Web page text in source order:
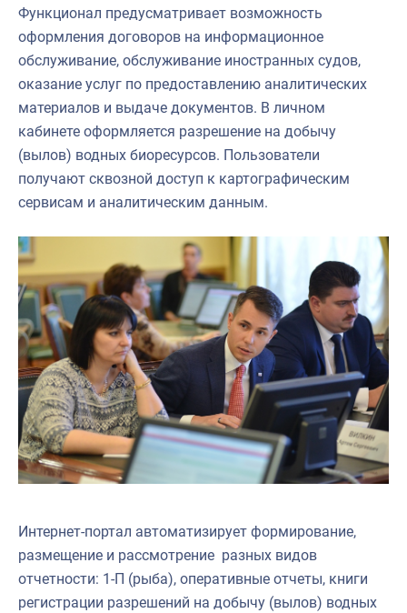
Функционал предусматривает возможность
оформления договоров на информационное
обслуживание, обслуживание иностранных судов,
оказание услуг по предоставлению аналитических
материалов и выдаче документов. В личном
кабинете оформляется разрешение на добычу
(вылов) водных биоресурсов. Пользователи
получают сквозной доступ к картографическим
сервисам и аналитическим данным.
Интернет-портал автоматизирует формирование,
размещение и рассмотрение разных видов
отчетности: 1-П (рыба), оперативные отчеты, книги
регистрации разрешений на добычу (вылов) водных